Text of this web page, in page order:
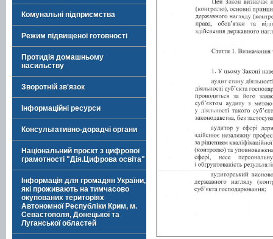
Комунальні підприємства
Режим підвищеної готовності
Протидія домашньому
насильству
Зворотній зв'язок
Інформаційні ресурси
Консультативно-дорадчі органи
Національний проєкт з цифрової
грамотності "Дія.Цифрова освіта"
Інформація для громадян України,
які проживають на тимчасово
окупованих територіях
Автономної Республіки Крим, м.
Севастополя, Донецької та
Луганської областей